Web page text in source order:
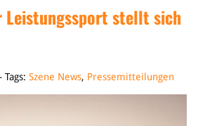
stellt sich
Szene News, Pressemitteilungen